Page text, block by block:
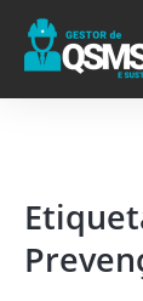
para
conteúdo